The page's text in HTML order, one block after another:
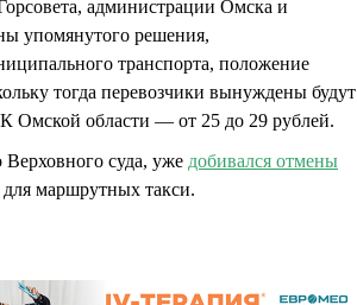
администрации Омска и
упомянутого решения,
транспорта, положение
тогда перевозчики вынуждены будут
Омской области — от 25 до 29 рублей.
суда, уже добивался отмены
маршрутных такси.